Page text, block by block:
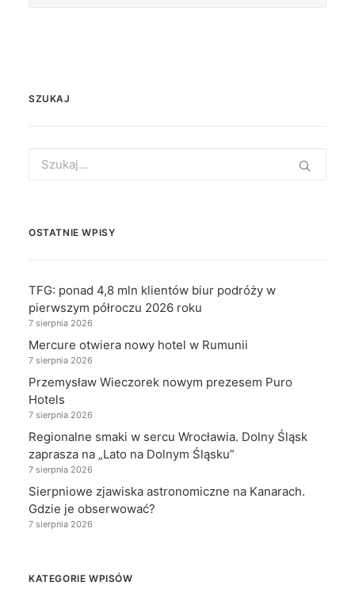
SZUKAJ
for:
OSTATNIE WPISY
TFG: ponad 4,8 mln klientów biur podróży w
pierwszym półroczu 2026 roku
7 sierpnia 2026
Mercure otwiera nowy hotel w Rumunii
7 sierpnia 2026
Przemysław Wieczorek nowym prezesem Puro
Hotels
7 sierpnia 2026
Regionalne smaki w sercu Wrocławia. Dolny Śląsk
zaprasza na „Lato na Dolnym Śląsku”
7 sierpnia 2026
Sierpniowe zjawiska astronomiczne na Kanarach.
Gdzie je obserwować?
7 sierpnia 2026
KATEGORIE WPISÓW